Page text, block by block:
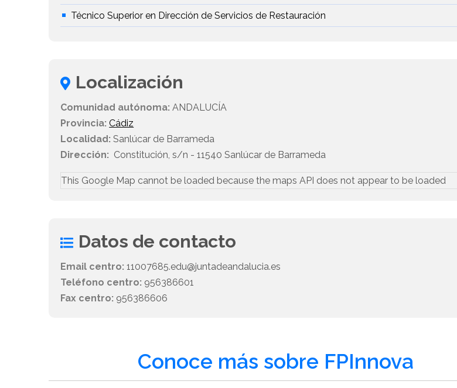
Técnico Superior en Dirección de Servicios de Restauración
Localización
Comunidad autónoma: ANDALUCÍA
Provincia: Cádiz
Localidad: Sanlúcar de Barrameda
Dirección: Constitución, s/n - 11540 Sanlúcar de Barrameda
This Google Map cannot be loaded because the maps API does not appear to be loaded
Datos de contacto
Email centro: 11007685.edu@juntadeandalucia.es
Teléfono centro: 956386601
Fax centro: 956386606
Conoce más sobre FPInnova